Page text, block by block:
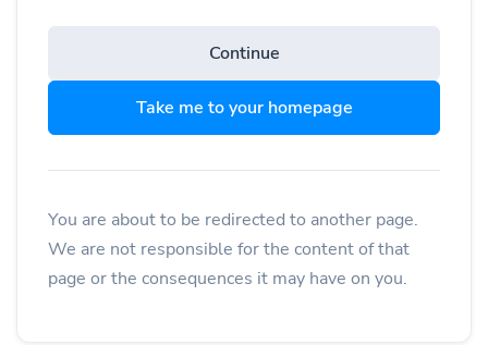
Continue
Take me to your homepage
You are about to be redirected to another page.
We are not responsible for the content of that
page or the consequences it may have on you.